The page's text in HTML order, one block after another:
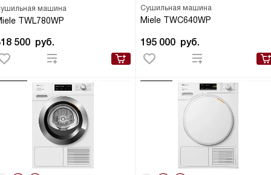
машина
TWL780WP
500 руб.
Сушильная машина
Miele TWC640WP
195 000 руб.